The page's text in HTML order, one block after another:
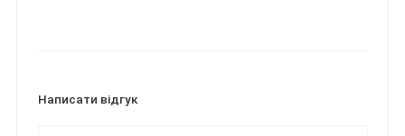
Написати відгук